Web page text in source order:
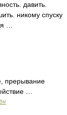
давить.
никому спуску
…
прерывание
…